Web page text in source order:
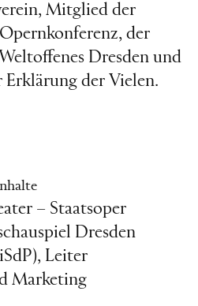
Mitglied der
der
Dresden und
der Vielen.
– Staatsoper
Dresden
Leiter
Marketing